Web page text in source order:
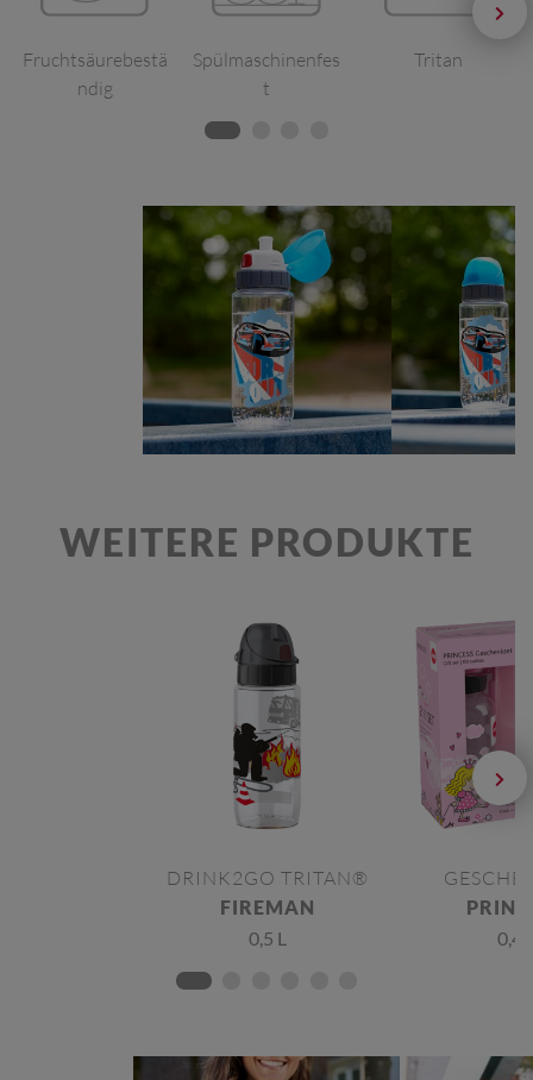
Fruchtsäurebestä
ndig
Spülmaschinenfes
t
Tritan
WEITERE PRODUKTE
DRINK2GO TRITAN®
FIREMAN
0,5 L
0,4